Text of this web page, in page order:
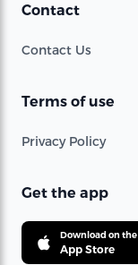
Contact
Contact Us
Terms of use
Privacy Policy
Get the app
Download on the
App Store